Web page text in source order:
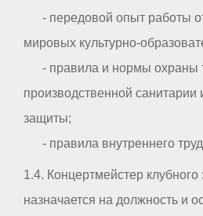
- передовой опыт работы
мировых культурно-
- правила и нормы охраны
производственной
защиты;
- правила внутреннего
1.4. Концертмейстер клубного
назначается на должность и